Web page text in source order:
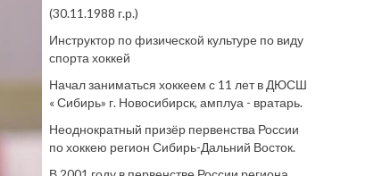
(30.11.1988 г.р.)
Инструктор по физической культуре по виду
спорта хоккей
Начал заниматься хоккеем с 11 лет в ДЮСШ
« Сибирь» г. Новосибирск, амплуа - вратарь.
Неоднократный призёр первенства России
по хоккею регион Сибирь-Дальний Восток.